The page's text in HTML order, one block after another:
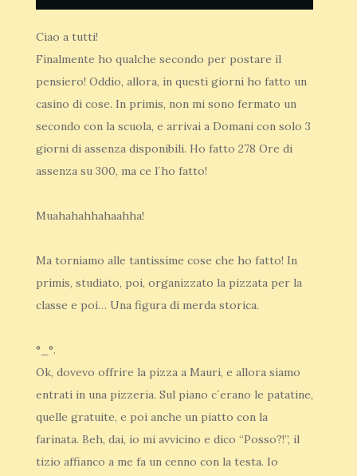
Ciao a tutti!
Finalmente ho qualche secondo per postare il
pensiero! Oddio, allora, in questi giorni ho fatto un
casino di cose. In primis, non mi sono fermato un
secondo con la scuola, e arrivai a Domani con solo 3
giorni di assenza disponibili. Ho fatto 278 Ore di
assenza su 300, ma ce l´ho fatto!
Muahahahhahaahha!
Ma torniamo alle tantissime cose che ho fatto! In
primis, studiato, poi, organizzato la pizzata per la
classe e poi… Una figura di merda storica.
°_°.
Ok, dovevo offrire la pizza a Mauri, e allora siamo
entrati in una pizzeria. Sul piano c´erano le patatine,
quelle gratuite, e poi anche un piatto con la
farinata. Beh, dai, io mi avvicino e dico “Posso?!”, il
tizio affianco a me fa un cenno con la testa. Io